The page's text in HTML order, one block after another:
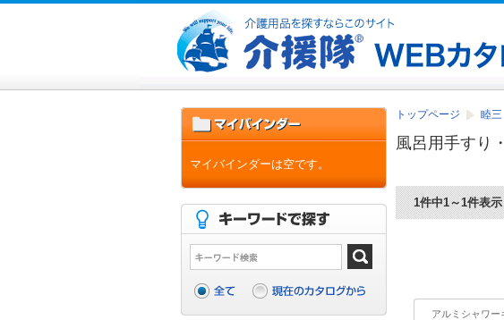
トップページ 睦
風呂用手すり
1件中1～1件表示
アルミシャワー
マイバインダーは空です。